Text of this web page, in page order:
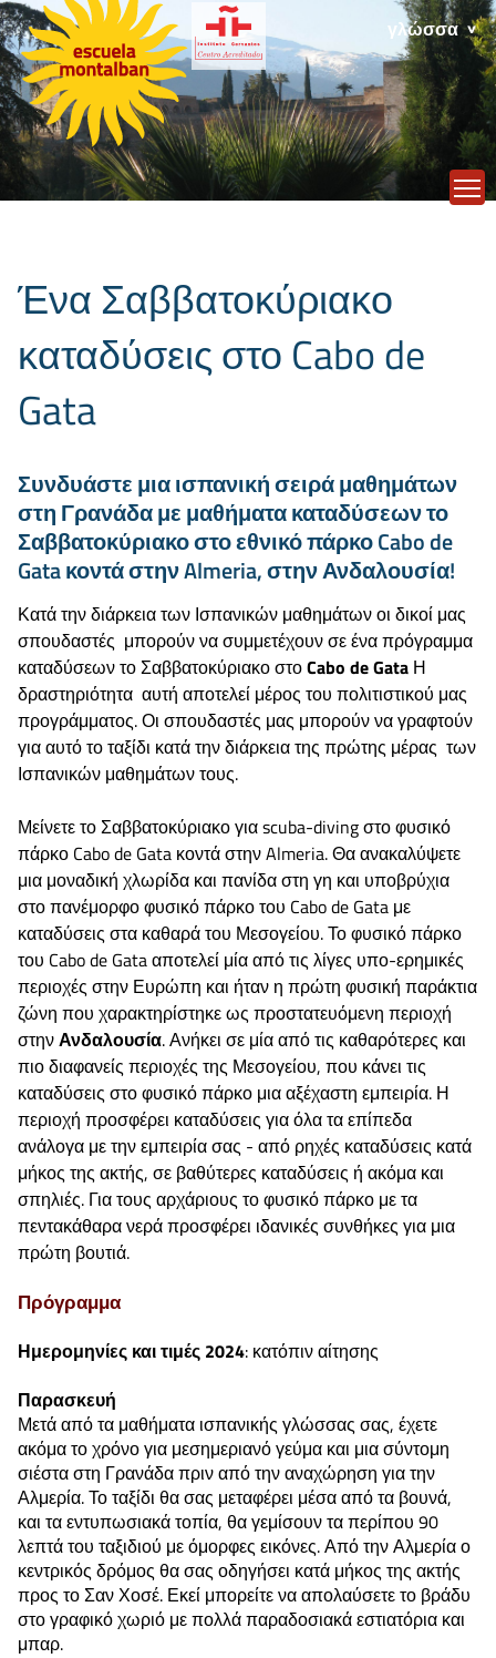
γλώσσα
Ένα Σαββατοκύριακο
καταδύσεις στο Cabo de
Gata
Συνδυάστε μια ισπανική σειρά μαθημάτων
στη Γρανάδα με μαθήματα καταδύσεων το
Σαββατοκύριακο στο εθνικό πάρκο Cabo de
Gata κοντά στην Almeria, στην Ανδαλουσία!
Κατά την διάρκεια των Ισπανικών μαθημάτων οι δικοί μας
σπουδαστές μπορούν να συμμετέχουν σε ένα πρόγραμμα
καταδύσεων το Σαββατοκύριακο στοCabo de Gata Η
δραστηριότητα αυτή αποτελεί μέρος του πολιτιστικού μας
προγράμματος. Οι σπουδαστές μας μπορούν να γραφτούν
για αυτό το ταξίδι κατά την διάρκεια της πρώτης μέρας των
Ισπανικών μαθημάτων τους.
Μείνετε το Σαββατοκύριακο για scuba-diving στο φυσικό
πάρκο Cabo de Gata κοντά στην Almeria. Θα ανακαλύψετε
μια μοναδική χλωρίδα και πανίδα στη γη και υποβρύχια
στο πανέμορφο φυσικό πάρκο του Cabo de Gata με
καταδύσεις στα καθαρά του Μεσογείου. Το φυσικό πάρκο
του Cabo de Gata αποτελεί μία από τις λίγες υπο-ερημικές
περιοχές στην Ευρώπη και ήταν η πρώτη φυσική παράκτια
ζώνη που χαρακτηρίστηκε ως προστατευόμενη περιοχή
στηνΑνδαλουσία. Ανήκει σε μία από τις καθαρότερες και
πιο διαφανείς περιοχές της Μεσογείου, που κάνει τις
καταδύσεις στο φυσικό πάρκο μια αξέχαστη εμπειρία. Η
περιοχή προσφέρει καταδύσεις για όλα τα επίπεδα
ανάλογα με την εμπειρία σας - από ρηχές καταδύσεις κατά
μήκος της ακτής, σε βαθύτερες καταδύσεις ή ακόμα και
σπηλιές. Για τους αρχάριους το φυσικό πάρκο με τα
πεντακάθαρα νερά προσφέρει ιδανικές συνθήκες για μια
πρώτη βουτιά.
Πρόγραμμα
Ημερομηνίες και τιμές 2024: κατόπιν αίτησης
Παρασκευή
Μετά από τα μαθήματα ισπανικής γλώσσας σας, έχετε
ακόμα το χρόνο για μεσημεριανό γεύμα και μια σύντομη
σιέστα στη Γρανάδα πριν από την αναχώρηση για την
Αλμερία. Το ταξίδι θα σας μεταφέρει μέσα από τα βουνά,
και τα εντυπωσιακά τοπία, θα γεμίσουν τα περίπου 90
λεπτά του ταξιδιού με όμορφες εικόνες. Από την Αλμερία ο
κεντρικός δρόμος θα σας οδηγήσει κατά μήκος της ακτής
προς το Σαν Χοσέ. Εκεί μπορείτε να απολαύσετε το βράδυ
στο γραφικό χωριό με πολλά παραδοσιακά εστιατόρια και
μπαρ.